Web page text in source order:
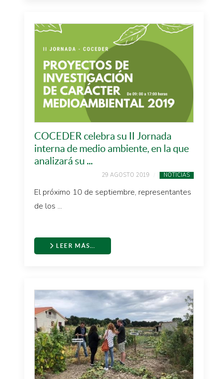
COCEDER celebra su II Jornada
interna de medio ambiente, en la que
analizará su ...
29 AGOSTO 2019 NOTICIAS
El próximo 10 de septiembre, representantes
de los ...
LEER MÁS…